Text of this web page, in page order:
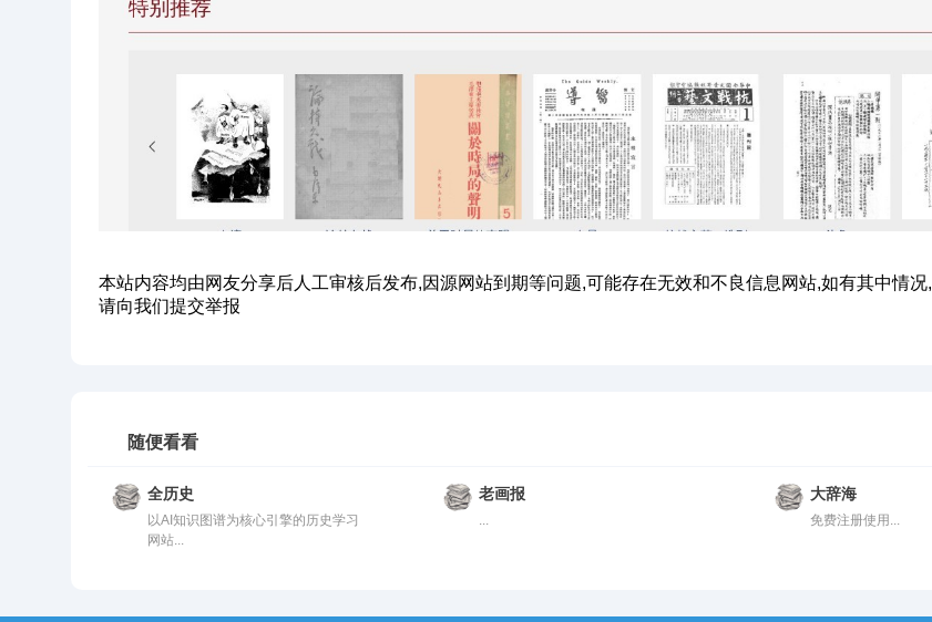
本站内容均由网友分享后人工审核后发布,因源网站到期等问题,可能存在无效和不良信息网站,如有其中情况,
请向我们提交举报
随便看看
全历史
以AI知识图谱为核心引擎的历史学习
网站...
老画报
...
大辞海
免费注册使用...